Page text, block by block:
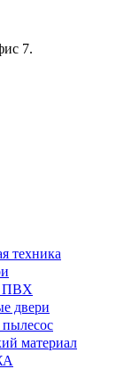
7.
техника
ПВХ
двери
материал